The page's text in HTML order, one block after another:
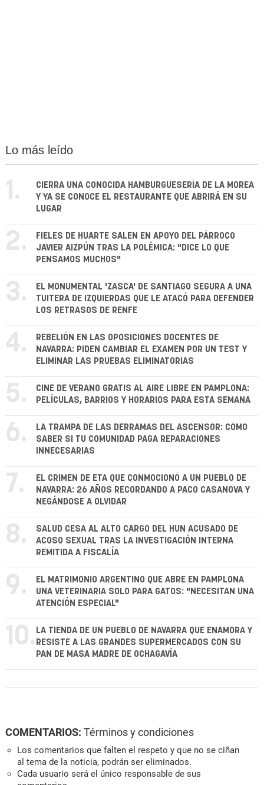
Lo más leído
1.
CIERRA UNA CONOCIDA HAMBURGUESERÍA DE LA MOREA
Y YA SE CONOCE EL RESTAURANTE QUE ABRIRÁ EN SU
LUGAR
2.
FIELES DE HUARTE SALEN EN APOYO DEL PÁRROCO
JAVIER AIZPÚN TRAS LA POLÉMICA: "DICE LO QUE
PENSAMOS MUCHOS"
3.
EL MONUMENTAL 'ZASCA' DE SANTIAGO SEGURA A UNA
TUITERA DE IZQUIERDAS QUE LE ATACÓ PARA DEFENDER
LOS RETRASOS DE RENFE
4.
REBELIÓN EN LAS OPOSICIONES DOCENTES DE
NAVARRA: PIDEN CAMBIAR EL EXAMEN POR UN TEST Y
ELIMINAR LAS PRUEBAS ELIMINATORIAS
5.
CINE DE VERANO GRATIS AL AIRE LIBRE EN PAMPLONA:
PELÍCULAS, BARRIOS Y HORARIOS PARA ESTA SEMANA
6.
LA TRAMPA DE LAS DERRAMAS DEL ASCENSOR: CÓMO
SABER SI TU COMUNIDAD PAGA REPARACIONES
INNECESARIAS
7.
EL CRIMEN DE ETA QUE CONMOCIONÓ A UN PUEBLO DE
NAVARRA: 26 AÑOS RECORDANDO A PACO CASANOVA Y
NEGÁNDOSE A OLVIDAR
8.
SALUD CESA AL ALTO CARGO DEL HUN ACUSADO DE
ACOSO SEXUAL TRAS LA INVESTIGACIÓN INTERNA
REMITIDA A FISCALÍA
9.
EL MATRIMONIO ARGENTINO QUE ABRE EN PAMPLONA
UNA VETERINARIA SOLO PARA GATOS: "NECESITAN UNA
ATENCIÓN ESPECIAL"
10. LA TIENDA DE UN PUEBLO DE NAVARRA QUE ENAMORA Y
RESISTE A LAS GRANDES SUPERMERCADOS CON SU
PAN DE MASA MADRE DE OCHAGAVÍA
COMENTARIOS: Términos y condiciones
Los comentarios que falten el respeto y que no se ciñan
al tema de la noticia, podrán ser eliminados.
Cada usuario será el único responsable de sus